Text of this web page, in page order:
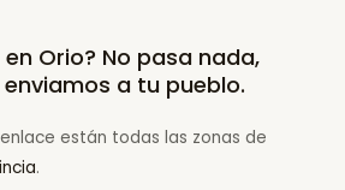
Orio? No pasa nada,
a tu pueblo.
están todas las zonas de
.